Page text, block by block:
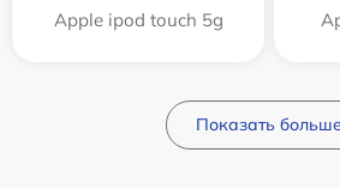
Apple ipod touch 5g
Показать больше